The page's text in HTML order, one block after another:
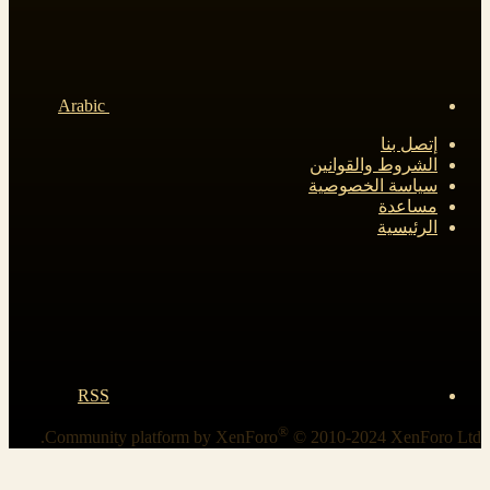
إتصل بنا
الشروط والقوانين
سياسة الخصوصية
مساعدة
الرئيسية
RSS
Community platform by XenForo® © 2010-2024 XenForo Ltd.